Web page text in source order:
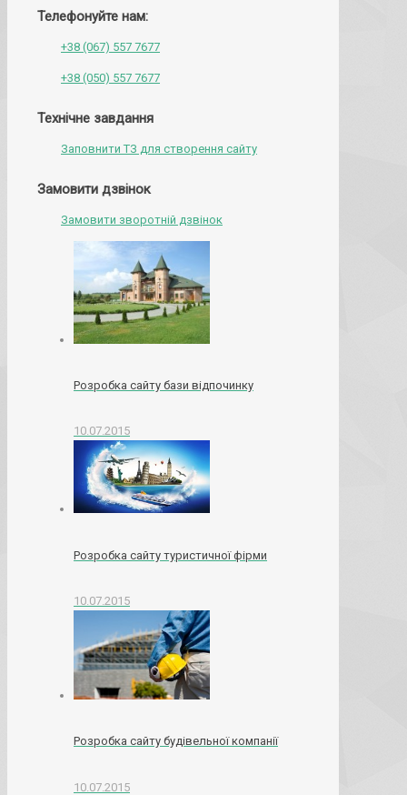
Телефонуйте нам:
+38 (067) 557 7677
+38 (050) 557 7677
Технічне завдання
Заповнити ТЗ для створення сайту
Замовити дзвінок
Замовити зворотній дзвінок
Розробка сайту бази відпочинку
10.07.2015
Розробка сайту туристичної фірми
10.07.2015
Розробка сайту будівельної компанії
10.07.2015